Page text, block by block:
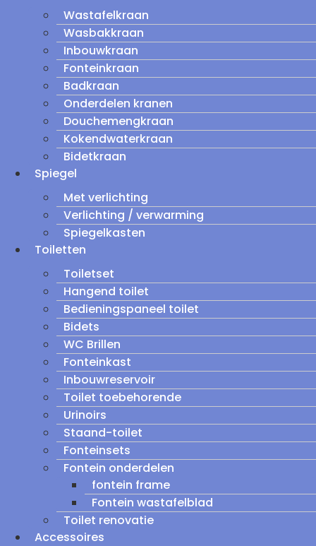
Wastafelkraan
Wasbakkraan
Inbouwkraan
Fonteinkraan
Badkraan
Onderdelen kranen
Douchemengkraan
Kokendwaterkraan
Bidetkraan
Spiegel
Met verlichting
Verlichting / verwarming
Spiegelkasten
Toiletten
Toiletset
Hangend toilet
Bedieningspaneel toilet
Bidets
WC Brillen
Fonteinkast
Inbouwreservoir
Toilet toebehorende
Urinoirs
Staand-toilet
Fonteinsets
Fontein onderdelen
fontein frame
Fontein wastafelblad
Toilet renovatie
Accessoires